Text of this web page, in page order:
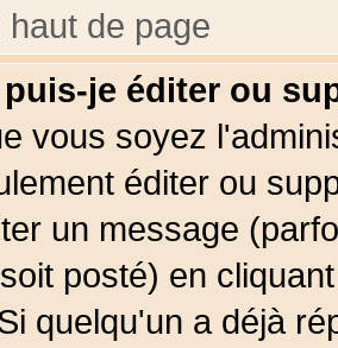
haut de page
je éditer ou
vous soyez
éditer ou
un message
posté) en
quelqu'un a déjà